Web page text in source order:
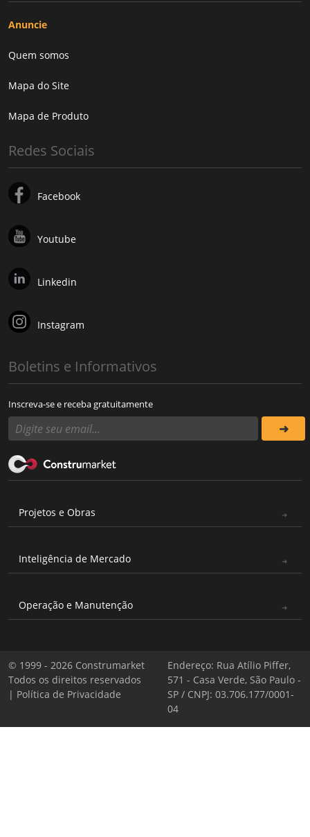
Anuncie
Quem somos
Mapa do Site
Mapa de Produto
Redes Sociais
Facebook
Youtube
Linkedin
Instagram
Boletins e Informativos
Inscreva-se e receba gratuitamente
Projetos e Obras
Inteligência de Mercado
Operação e Manutenção
© 1999 - 2026 Construmarket
Todos os direitos reservados
| Política de Privacidade
Endereço: Rua Atílio Piffer,
571 - Casa Verde, São Paulo -
SP / CNPJ: 03.706.177/0001-
04